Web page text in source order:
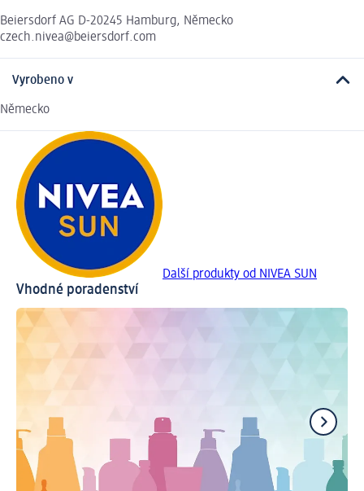
Beiersdorf AG D-20245 Hamburg, Německo
czech.nivea@beiersdorf.com
Vyrobeno v
Německo
Další produkty od NIVEA SUN
Vhodné poradenství